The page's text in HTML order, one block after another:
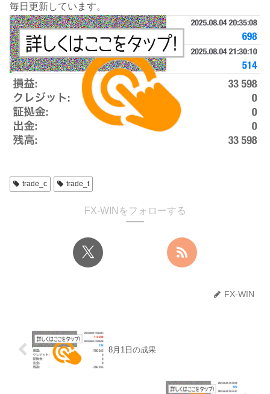
毎日更新しています。
trade_c trade_t
FX-WINをフォローする
FX-WIN
8月1日の成果